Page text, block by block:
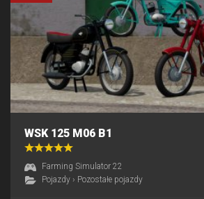
WSK 125 M06 B1
Farming Simulator 22
Pojazdy › Pozostałe pojazdy